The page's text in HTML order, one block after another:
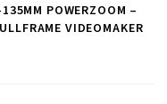
POWERZOOM –
VIDEOMAKER